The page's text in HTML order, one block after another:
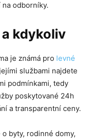
odborníky.
kdykoliv
je známá pro levné
službami najdete
podmínkami, tedy
poskytované 24h
a transparentní ceny.
byty, rodinné domy,